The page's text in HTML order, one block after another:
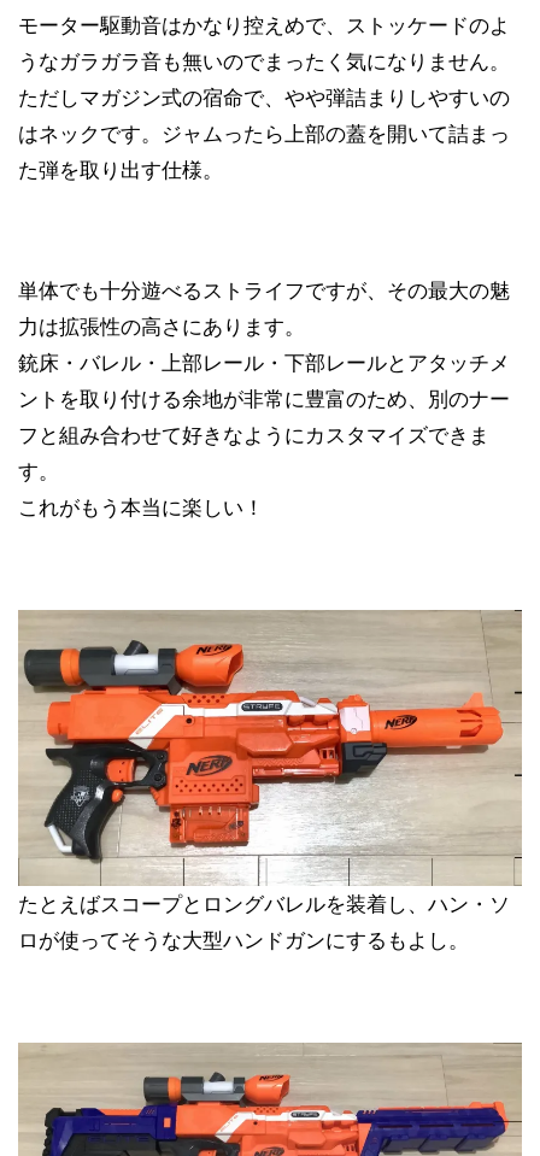
モーター駆動音はかなり控えめで、ストッケードのよ
うなガラガラ音も無いのでまったく気になりません。
ただしマガジン式の宿命で、やや弾詰まりしやすいの
はネックです。ジャムったら上部の蓋を開いて詰まっ
た弾を取り出す仕様。
単体でも十分遊べるストライフですが、その最大の魅
力は拡張性の高さにあります。
銃床・バレル・上部レール・下部レールとアタッチメ
ントを取り付ける余地が非常に豊富のため、別のナー
フと組み合わせて好きなようにカスタマイズできま
す。
これがもう本当に楽しい！
たとえばスコープとロングバレルを装着し、ハン・ソ
ロが使ってそうな大型ハンドガンにするもよし。